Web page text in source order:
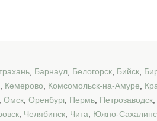
Барнаул Белогорск Бийск
Кемерово Комсомольск-на-Амуре
Омск Оренбург, Пермь Петрозаводск
Челябинск Чита Южно-